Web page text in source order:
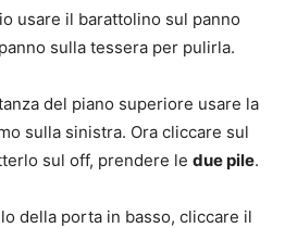
usare il barattolino sul panno
sulla tessera per pulirla.
del piano superiore usare la
sulla sinistra. Ora cliccare sul
sul off, prendere le due pile.
della porta in basso, cliccare il